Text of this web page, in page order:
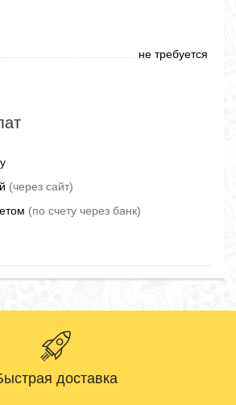
не требуется
(через сайт)
(по счету через банк)
доставка